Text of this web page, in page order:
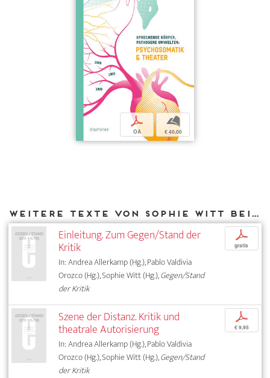
p
OA
b
€ 40,00
Weitere Texte von Sophie Witt bei DIAPHANES
Einleitung. Zum Gegen/Stand der
Kritik
In: Andrea Allerkamp (Hg.), Pablo Valdivia
Orozco (Hg.), Sophie Witt (Hg.),Gegen/Stand
der Kritik
p
gratis
Szene der Distanz. Kritik und
theatrale Autorisierung
In: Andrea Allerkamp (Hg.), Pablo Valdivia
Orozco (Hg.), Sophie Witt (Hg.),Gegen/Stand
der Kritik
p
€ 9,95